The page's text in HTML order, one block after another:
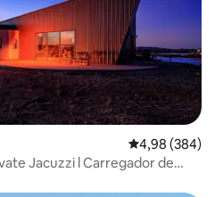
4,98 de
4,98 (384)
Jacuzzi l Carregador de